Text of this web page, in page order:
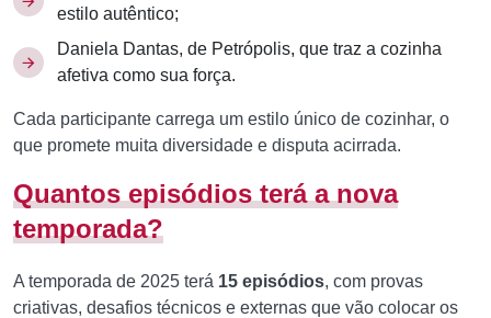
estilo autêntico;
Daniela Dantas, de Petrópolis, que traz a cozinha
afetiva como sua força.
Cada participante carrega um estilo único de cozinhar, o
que promete muita diversidade e disputa acirrada.
Quantos episódios terá a nova
temporada?
A temporada de 2025 terá 15 episódios, com provas
criativas, desafios técnicos e externas que vão colocar os